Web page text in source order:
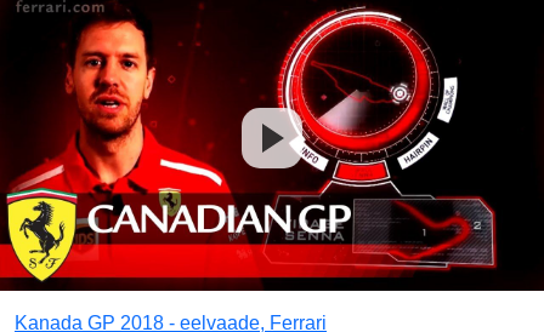
Kanada GP 2018 - eelvaade, Ferrari